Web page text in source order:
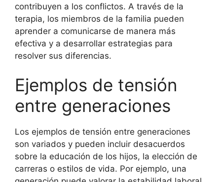
contribuyen a los conflictos. A través de la
terapia, los miembros de la familia pueden
aprender a comunicarse de manera más
efectiva y a desarrollar estrategias para
resolver sus diferencias.
Ejemplos de tensión
entre generaciones
Los ejemplos de tensión entre generaciones
son variados y pueden incluir desacuerdos
sobre la educación de los hijos, la elección de
carreras o estilos de vida. Por ejemplo, una